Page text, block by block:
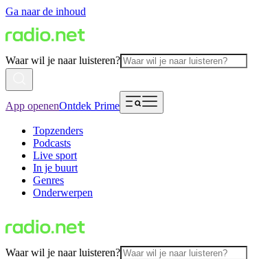
Ga naar de inhoud
Waar wil je naar luisteren?
App openenOntdek Prime
Topzenders
Podcasts
Live sport
In je buurt
Genres
Onderwerpen
Waar wil je naar luisteren?